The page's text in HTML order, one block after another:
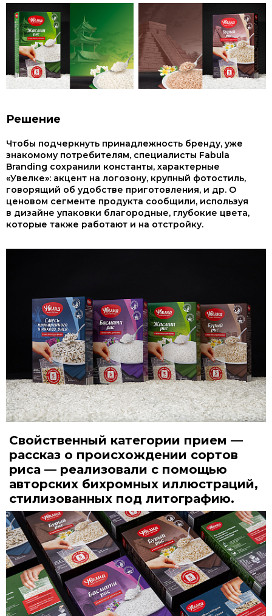
Решение
Чтобы подчеркнуть принадлежность бренду, уже
знакомому потребителям, специалисты Fabula
Branding сохранили константы, характерные
«Увелке»: акцент на логозону, крупный фотостиль,
говорящий об удобстве приготовления, и др. О
ценовом сегменте продукта сообщили, используя
в дизайне упаковки благородные, глубокие цвета,
которые также работают и на отстройку.
Свойственный категории прием —
рассказ о происхождении сортов
риса — реализовали с помощью
авторских бихромных иллюстраций,
стилизованных под литографию.